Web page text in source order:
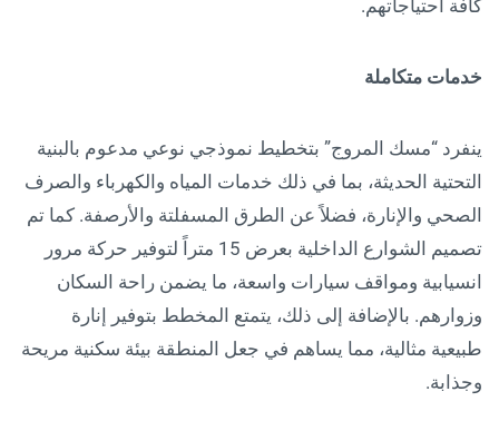
كافة احتياجاتهم.
خدمات متكاملة
ينفرد “مسك المروج” بتخطيط نموذجي نوعي مدعوم بالبنية
التحتية الحديثة، بما في ذلك خدمات المياه والكهرباء والصرف
الصحي والإنارة، فضلاً عن الطرق المسفلتة والأرصفة. كما تم
تصميم الشوارع الداخلية بعرض 15 متراً لتوفير حركة مرور
انسيابية ومواقف سيارات واسعة، ما يضمن راحة السكان
وزوارهم. بالإضافة إلى ذلك، يتمتع المخطط بتوفير إنارة
طبيعية مثالية، مما يساهم في جعل المنطقة بيئة سكنية مريحة
وجذابة.